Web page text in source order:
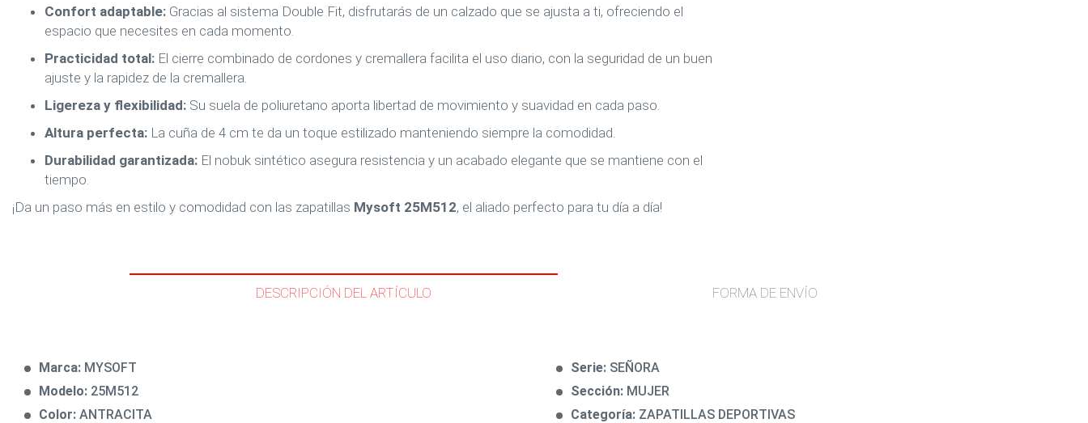
Confort adaptable: Gracias al sistema Double Fit, disfrutarás de un calzado que se ajusta a ti, ofreciendo el
espacio que necesites en cada momento.
Practicidad total: El cierre combinado de cordones y cremallera facilita el uso diario, con la seguridad de un buen
ajuste y la rapidez de la cremallera.
Ligereza y flexibilidad: Su suela de poliuretano aporta libertad de movimiento y suavidad en cada paso.
Altura perfecta: La cuña de 4 cm te da un toque estilizado manteniendo siempre la comodidad.
Durabilidad garantizada: El nobuk sintético asegura resistencia y un acabado elegante que se mantiene con el
tiempo.
¡Da un paso más en estilo y comodidad con las zapatillas Mysoft 25M512, el aliado perfecto para tu día a día!
DESCRIPCIÓN DEL ARTÍCULO FORMA DE ENVÍO
Marca: MYSOFT
Modelo: 25M512
Color: ANTRACITA
Serie: SEÑORA
Sección: MUJER
Categoría: ZAPATILLAS DEPORTIVAS